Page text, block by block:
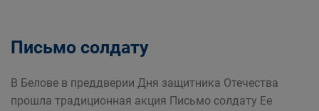
Письмо солдату
В Белове в преддверии Дня защитника Отечества
прошла традиционная акция Письмо солдату Ее